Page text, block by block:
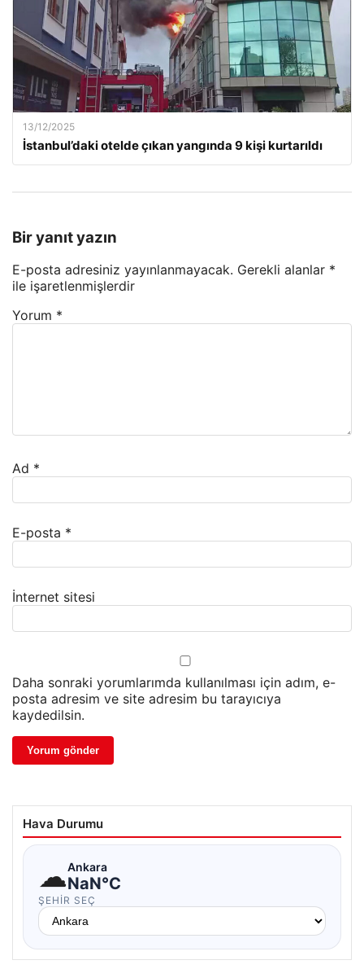
13/12/2025
İstanbul’daki otelde çıkan yangında 9 kişi kurtarıldı
Bir yanıt yazın
E-posta adresiniz yayınlanmayacak. Gerekli alanlar *
ile işaretlenmişlerdir
Yorum *
Ad *
E-posta *
İnternet sitesi
Daha sonraki yorumlarımda kullanılması için adım, e-
posta adresim ve site adresim bu tarayıcıya
kaydedilsin.
Hava Durumu
☁Ankara
NaN°C
ŞEHIR SEÇ